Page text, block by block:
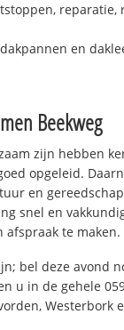
reparatie,
en
Beekweg
zijn hebben
opgeleid.
en
snel en
afspraak te maken.
bel deze avond
u in de gehele
Westerbork